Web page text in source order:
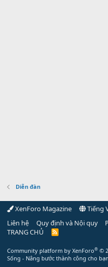
Diễn đàn
XenForo Magazine
Tiếng
Liên hệ
Quy định và Nội quy
TRANG CHỦ
R
Community platform by XenForo® ©
Sống - Nâng bước thành công cho